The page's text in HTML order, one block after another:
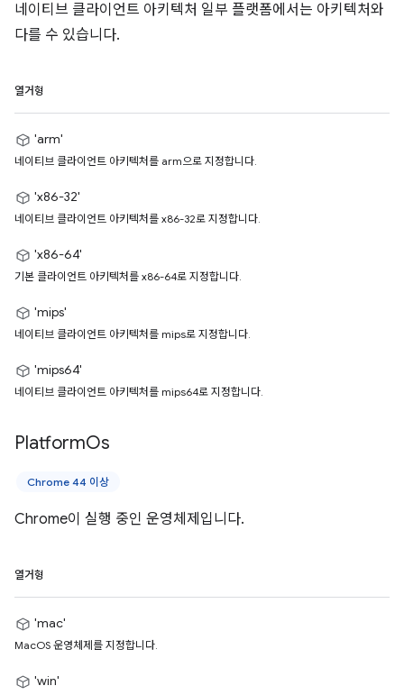
네이티브 클라이언트 아키텍처 일부 플랫폼에서는 아키텍처와
다를 수 있습니다.
열거형
'arm'
네이티브 클라이언트 아키텍처를 arm으로 지정합니다.
'x86-32'
네이티브 클라이언트 아키텍처를 x86-32로 지정합니다.
'x86-64'
기본 클라이언트 아키텍처를 x86-64로 지정합니다.
'mips'
네이티브 클라이언트 아키텍처를 mips로 지정합니다.
'mips64'
네이티브 클라이언트 아키텍처를 mips64로 지정합니다.
PlatformOs
Chrome 44 이상
Chrome이 실행 중인 운영체제입니다.
열거형
'mac'
MacOS 운영체제를 지정합니다.
'win'